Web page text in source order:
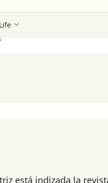
está indizada la